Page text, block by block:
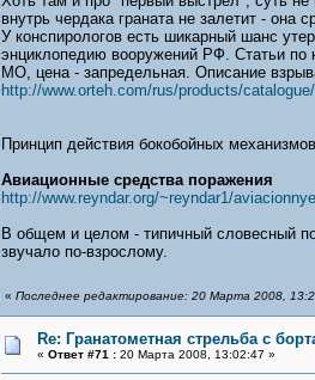
внутрь чердака граната не залетит - она
У конспирологов есть шикарный шанс
энциклопедию вооружений РФ. Статьи по
МО, цена - запредельная. Описание
http://www.orteh.com/rus/products/
Принцип действия бокобойных
Авиационные средства поражения
http://www.reyndar.org/~reyndar1/
В общем и целом - типичный словесный
звучало по-взрослому.
« Последнее редактирование: 20 Марта 2008,
Re: Гранатометная стрельба с
« Ответ #71 :20 Марта 2008, 13:02:47 »